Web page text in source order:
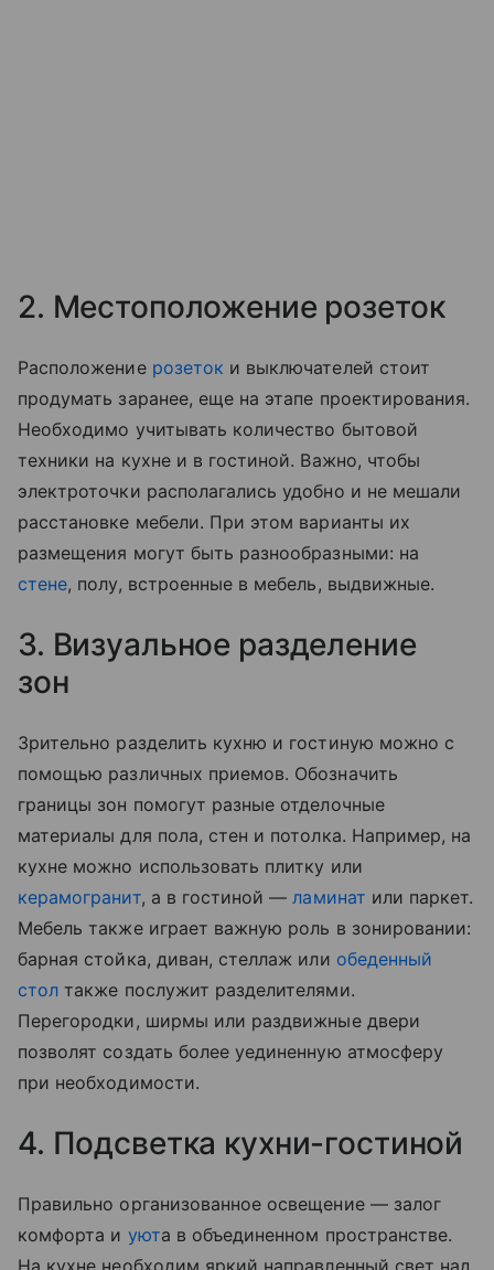
2. Местоположение розеток
Расположение розеток и выключателей стоит
продумать заранее, еще на этапе проектирования.
Необходимо учитывать количество бытовой
техники на кухне и в гостиной. Важно, чтобы
электроточки располагались удобно и не мешали
расстановке мебели. При этом варианты их
размещения могут быть разнообразными: на
стене, полу, встроенные в мебель, выдвижные.
3. Визуальное разделение
зон
Зрительно разделить кухню и гостиную можно с
помощью различных приемов. Обозначить
границы зон помогут разные отделочные
материалы для пола, стен и потолка. Например, на
кухне можно использовать плитку или
керамогранит, а в гостиной —ламинат или паркет.
Мебель также играет важную роль в зонировании:
барная стойка, диван, стеллаж или обеденный
стол также послужит разделителями.
Перегородки, ширмы или раздвижные двери
позволят создать более уединенную атмосферу
при необходимости.
4. Подсветка кухни-гостиной
Правильно организованное освещение — залог
комфорта и уюта в объединенном пространстве.